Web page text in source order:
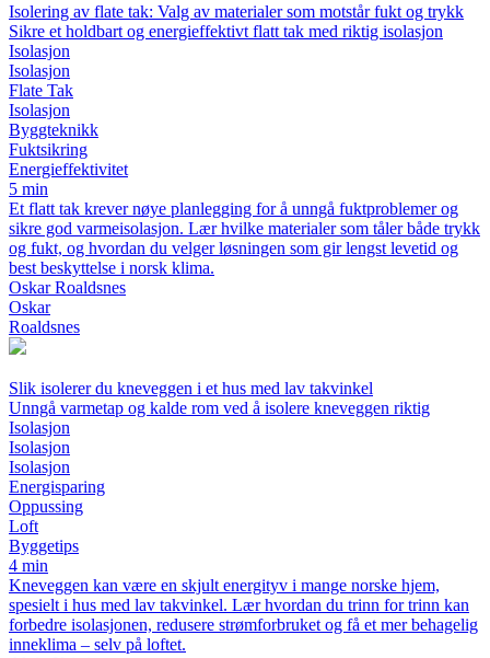
Isolering av flate tak: Valg av materialer som motstår fukt og trykk
Sikre et holdbart og energieffektivt flatt tak med riktig isolasjon
Isolasjon
Isolasjon
Flate Tak
Isolasjon
Byggteknikk
Fuktsikring
Energieffektivitet
5 min
Et flatt tak krever nøye planlegging for å unngå fuktproblemer og
sikre god varmeisolasjon. Lær hvilke materialer som tåler både trykk
og fukt, og hvordan du velger løsningen som gir lengst levetid og
best beskyttelse i norsk klima.
Oskar Roaldsnes
Oskar
Roaldsnes
Slik isolerer du kneveggen i et hus med lav takvinkel
Unngå varmetap og kalde rom ved å isolere kneveggen riktig
Isolasjon
Isolasjon
Isolasjon
Energisparing
Oppussing
Loft
Byggetips
4 min
Kneveggen kan være en skjult energityv i mange norske hjem,
spesielt i hus med lav takvinkel. Lær hvordan du trinn for trinn kan
forbedre isolasjonen, redusere strømforbruket og få et mer behagelig
inneklima – selv på loftet.